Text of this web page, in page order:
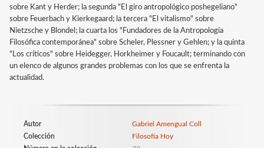
sobre Kant y Herder; la segunda "El giro antropológico poshegeliano"
sobre Feuerbach y Kierkegaard; la tercera "El vitalismo" sobre
Nietzsche y Blondel; la cuarta los "Fundadores de la Antropología
Filosófica contemporánea" sobre Scheler, Plessner y Gehlen; y la quinta
"Los críticos" sobre Heidegger, Horkheimer y Foucault; terminando con
un elenco de algunos grandes problemas con los que se enfrenta la
actualidad.
Autor
Gabriel Amengual Coll
Colección
Filosofía Hoy